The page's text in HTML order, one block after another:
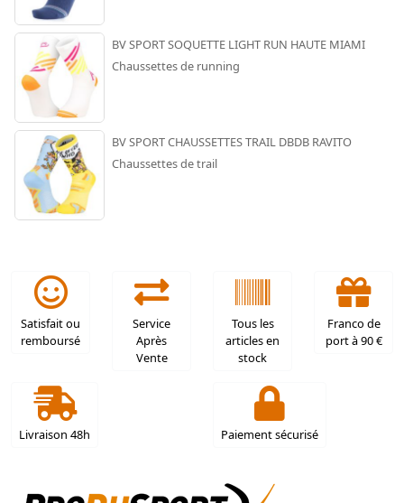
BV SPORT SOQUETTE LIGHT RUN HAUTE MIAMI
Chaussettes de running
BV SPORT CHAUSSETTES TRAIL DBDB RAVITO
Chaussettes de trail
Satisfait ou
remboursé
Service
Après
Vente
Tous les
articles en
stock
Franco de
port à 90 €
Livraison 48h Paiement sécurisé